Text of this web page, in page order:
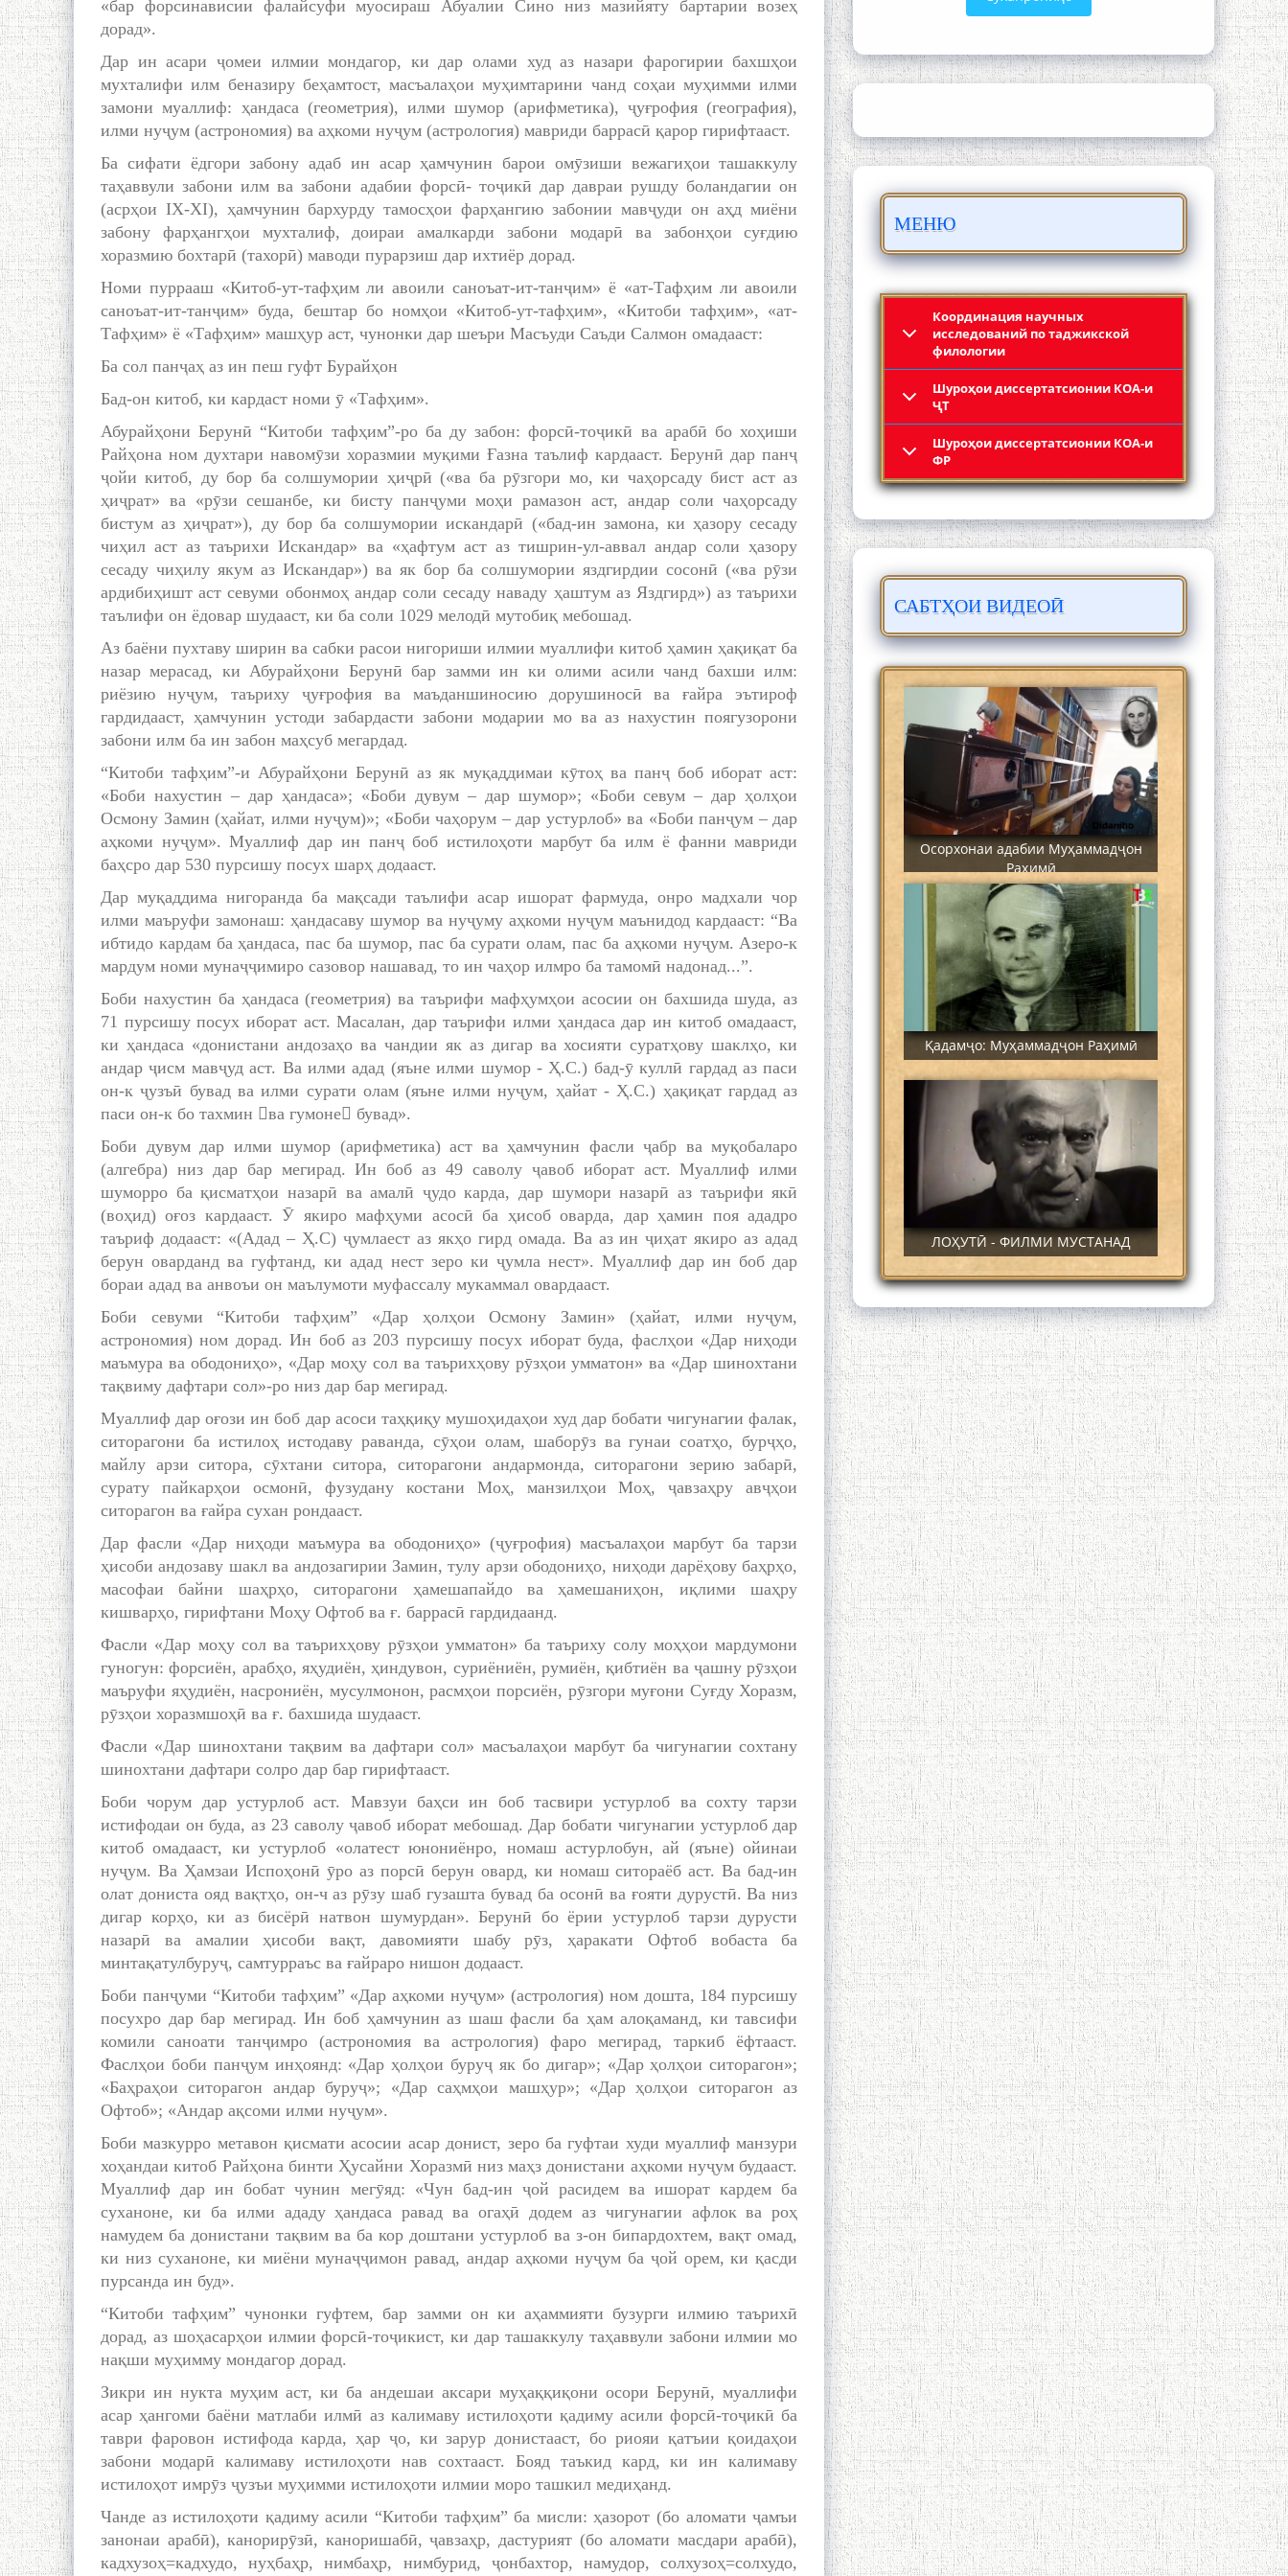
«бар форсинависии фалайсуфи муосираш Абуалии Сино низ мазийяту бартарии возеҳ
дорад».
Дар ин асари ҷомеи илмии мондагор, ки дар олами худ аз назари фарогирии бахшҳои
мухталифи илм беназиру беҳамтост, масъалаҳои муҳимтарини чанд соҳаи муҳимми илми
замони муаллиф: ҳандаса (геометрия), илми шумор (арифметика), ҷуғрофия (география),
илми нуҷум (астрономия) ва аҳкоми нуҷум (астрология) мавриди баррасӣ қарор гирифтааст.
Ба сифати ёдгори забону адаб ин асар ҳамчунин барои омӯзиши вежагиҳои ташаккулу
таҳаввули забони илм ва забони адабии форсӣ- тоҷикӣ дар давраи рушду боландагии он
(асрҳои IX-XI), ҳамчунин бархурду тамосҳои фарҳангию забонии мавҷуди он аҳд миёни
забону фарҳангҳои мухталиф, доираи амалкарди забони модарӣ ва забонҳои суғдию
хоразмию бохтарӣ (тахорӣ) маводи пурарзиш дар ихтиёр дорад.
Номи пуррааш «Китоб-ут-тафҳим ли авоили саноъат-ит-танҷим» ё «ат-Тафҳим ли авоили
саноъат-ит-танҷим» буда, бештар бо номҳои «Китоб-ут-тафҳим», «Китоби тафҳим», «ат-
Тафҳим» ё «Тафҳим» машҳур аст, чунонки дар шеъри Масъуди Саъди Салмон омадааст:
Ба сол панҷаҳ аз ин пеш гуфт Бурайҳон
Бад-он китоб, ки кардаст номи ӯ «Тафҳим».
Абурайҳони Берунӣ “Китоби тафҳим”-ро ба ду забон: форсӣ-тоҷикӣ ва арабӣ бо хоҳиши
Райҳона ном духтари навомӯзи хоразмии муқими Ғазна таълиф кардааст. Берунӣ дар панҷ
ҷойи китоб, ду бор ба солшумории ҳиҷрӣ («ва ба рӯзгори мо, ки чаҳорсаду бист аст аз
ҳиҷрат» ва «рӯзи сешанбе, ки бисту панҷуми моҳи рамазон аст, андар соли чаҳорсаду
бистум аз ҳиҷрат»), ду бор ба солшумории искандарӣ («бад-ин замона, ки ҳазору сесаду
чиҳил аст аз таърихи Искандар» ва «ҳафтум аст аз тишрин-ул-аввал андар соли ҳазору
сесаду чиҳилу якум аз Искандар») ва як бор ба солшумории яздгирдии сосонӣ («ва рӯзи
ардибиҳишт аст севуми обонмоҳ андар соли сесаду наваду ҳаштум аз Яздгирд») аз таърихи
таълифи он ёдовар шудааст, ки ба соли 1029 мелодӣ мутобиқ мебошад.
Аз баёни пухтаву ширин ва сабки расои нигориши илмии муаллифи китоб ҳамин ҳақиқат ба
назар мерасад, ки Абурайҳони Берунӣ бар замми ин ки олими асили чанд бахши илм:
риёзию нуҷум, таъриху ҷуғрофия ва маъданшиносию дорушиносӣ ва ғайра эътироф
гардидааст, ҳамчунин устоди забардасти забони модарии мо ва аз нахустин поягузорони
забони илм ба ин забон маҳсуб мегардад.
“Китоби тафҳим”-и Абурайҳони Берунӣ аз як муқаддимаи кӯтоҳ ва панҷ боб иборат аст:
«Боби нахустин – дар ҳандаса»; «Боби дувум – дар шумор»; «Боби севум – дар ҳолҳои
Осмону Замин (ҳайат, илми нуҷум)»; «Боби чаҳорум – дар устурлоб» ва «Боби панҷум – дар
аҳкоми нуҷум». Муаллиф дар ин панҷ боб истилоҳоти марбут ба илм ё фанни мавриди
баҳсро дар 530 пурсишу посух шарҳ додааст.
Дар муқаддима нигоранда ба мақсади таълифи асар ишорат фармуда, онро мадхали чор
илми маъруфи замонаш: ҳандасаву шумор ва нуҷуму аҳкоми нуҷум маънидод кардааст: “Ва
ибтидо кардам ба ҳандаса, пас ба шумор, пас ба сурати олам, пас ба аҳкоми нуҷум. Азеро-к
мардум номи мунаҷҷимиро сазовор нашавад, то ин чаҳор илмро ба тамомӣ надонад...”.
Боби нахустин ба ҳандаса (геометрия) ва таърифи мафҳумҳои асосии он бахшида шуда, аз
71 пурсишу посух иборат аст. Масалан, дар таърифи илми ҳандаса дар ин китоб омадааст,
ки ҳандаса «донистани андозаҳо ва чандии як аз дигар ва хосияти суратҳову шаклҳо, ки
андар ҷисм мавҷуд аст. Ва илми адад (яъне илми шумор - Ҳ.С.) бад-ӯ куллӣ гардад аз паси
он-к ҷузъӣ бувад ва илми сурати олам (яъне илми нуҷум, ҳайат - Ҳ.С.) ҳақиқат гардад аз
паси он-к бо тахмин ва гумоне бувад».
Боби дувум дар илми шумор (арифметика) аст ва ҳамчунин фасли ҷабр ва муқобаларо
(алгебра) низ дар бар мегирад. Ин боб аз 49 саволу ҷавоб иборат аст. Муаллиф илми
шуморро ба қисматҳои назарӣ ва амалӣ ҷудо карда, дар шумори назарӣ аз таърифи якӣ
(воҳид) оғоз кардааст. Ӯ якиро мафҳуми асосӣ ба ҳисоб оварда, дар ҳамин поя ададро
таъриф додааст: «(Адад – Ҳ.С) ҷумлаест аз якҳо гирд омада. Ва аз ин ҷиҳат якиро аз адад
берун оварданд ва гуфтанд, ки адад нест зеро ки ҷумла нест». Муаллиф дар ин боб дар
бораи адад ва анвоъи он маълумоти муфассалу мукаммал овардааст.
Боби севуми “Китоби тафҳим” «Дар ҳолҳои Осмону Замин» (ҳайат, илми нуҷум,
астрономия) ном дорад. Ин боб аз 203 пурсишу посух иборат буда, фаслҳои «Дар ниҳоди
маъмура ва ободониҳо», «Дар моҳу сол ва таърихҳову рӯзҳои умматон» ва «Дар шинохтани
тақвиму дафтари сол»-ро низ дар бар мегирад.
Муаллиф дар оғози ин боб дар асоси таҳқиқу мушоҳидаҳои худ дар бобати чигунагии фалак,
ситорагони ба истилоҳ истодаву раванда, сӯҳои олам, шаборӯз ва гунаи соатҳо, бурҷҳо,
майлу арзи ситора, сӯхтани ситора, ситорагони андармонда, ситорагони зерию забарӣ,
сурату пайкарҳои осмонӣ, фузудану костани Моҳ, манзилҳои Моҳ, ҷавзаҳру авҷҳои
ситорагон ва ғайра сухан рондааст.
Дар фасли «Дар ниҳоди маъмура ва ободониҳо» (ҷуғрофия) масъалаҳои марбут ба тарзи
ҳисоби андозаву шакл ва андозагирии Замин, тулу арзи ободониҳо, ниҳоди дарёҳову баҳрҳо,
масофаи байни шаҳрҳо, ситорагони ҳамешапайдо ва ҳамешаниҳон, иқлими шаҳру
кишварҳо, гирифтани Моҳу Офтоб ва ғ. баррасӣ гардидаанд.
Фасли «Дар моҳу сол ва таърихҳову рӯзҳои умматон» ба таъриху солу моҳҳои мардумони
гуногун: форсиён, арабҳо, яҳудиён, ҳиндувон, суриёниён, румиён, қибтиён ва ҷашну рӯзҳои
маъруфи яҳудиён, насрониён, мусулмонон, расмҳои порсиён, рӯзгори муғони Суғду Хоразм,
рӯзҳои хоразмшоҳӣ ва ғ. бахшида шудааст.
Фасли «Дар шинохтани тақвим ва дафтари сол» масъалаҳои марбут ба чигунагии сохтану
шинохтани дафтари солро дар бар гирифтааст.
Боби чорум дар устурлоб аст. Мавзуи баҳси ин боб тасвири устурлоб ва сохту тарзи
истифодаи он буда, аз 23 саволу ҷавоб иборат мебошад. Дар бобати чигунагии устурлоб дар
китоб омадааст, ки устурлоб «олатест юнониёнро, номаш астурлобун, ай (яъне) ойинаи
нуҷум. Ва Ҳамзаи Испоҳонӣ ӯро аз порсӣ берун овард, ки номаш ситораёб аст. Ва бад-ин
олат дониста ояд вақтҳо, он-ч аз рӯзу шаб гузашта бувад ба осонӣ ва ғояти дурустӣ. Ва низ
дигар корҳо, ки аз бисёрӣ натвон шумурдан». Берунӣ бо ёрии устурлоб тарзи дурусти
назарӣ ва амалии ҳисоби вақт, давомияти шабу рӯз, ҳаракати Офтоб вобаста ба
минтақатулбуруҷ, самтурраъс ва ғайраро нишон додааст.
Боби панҷуми “Китоби тафҳим” «Дар аҳкоми нуҷум» (астрология) ном дошта, 184 пурсишу
посухро дар бар мегирад. Ин боб ҳамчунин аз шаш фасли ба ҳам алоқаманд, ки тавсифи
комили саноати танҷимро (астрономия ва астрология) фаро мегирад, таркиб ёфтааст.
Фаслҳои боби панҷум инҳоянд: «Дар ҳолҳои буруҷ як бо дигар»; «Дар ҳолҳои ситорагон»;
«Баҳраҳои ситорагон андар буруҷ»; «Дар саҳмҳои машҳур»; «Дар ҳолҳои ситорагон аз
Офтоб»; «Андар ақсоми илми нуҷум».
Боби мазкурро метавон қисмати асосии асар донист, зеро ба гуфтаи худи муаллиф манзури
хоҳандаи китоб Райҳона бинти Ҳусайни Хоразмӣ низ маҳз донистани аҳкоми нуҷум будааст.
Муаллиф дар ин бобат чунин мегӯяд: «Чун бад-ин ҷой расидем ва ишорат кардем ба
суханоне, ки ба илми ададу ҳандаса равад ва огаҳӣ додем аз чигунагии афлок ва роҳ
намудем ба донистани тақвим ва ба кор доштани устурлоб ва з-он бипардохтем, вақт омад,
ки низ суханоне, ки миёни мунаҷҷимон равад, андар аҳкоми нуҷум ба ҷой орем, ки қасди
пурсанда ин буд».
“Китоби тафҳим” чунонки гуфтем, бар замми он ки аҳаммияти бузурги илмию таърихӣ
дорад, аз шоҳасарҳои илмии форсӣ-тоҷикист, ки дар ташаккулу таҳаввули забони илмии мо
нақши муҳимму мондагор дорад.
Зикри ин нукта муҳим аст, ки ба андешаи аксари муҳаққиқони осори Берунӣ, муаллифи
асар ҳангоми баёни матлаби илмӣ аз калимаву истилоҳоти қадиму асили форсӣ-тоҷикӣ ба
таври фаровон истифода карда, ҳар ҷо, ки зарур донистааст, бо риояи қатъии қоидаҳои
забони модарӣ калимаву истилоҳоти нав сохтааст. Бояд таъкид кард, ки ин калимаву
истилоҳот имрӯз ҷузъи муҳимми истилоҳоти илмии моро ташкил медиҳанд.
Чанде аз истилоҳоти қадиму асили “Китоби тафҳим” ба мисли: ҳазорот (бо аломати ҷамъи
занонаи арабӣ), канорирӯзӣ, каноришабӣ, ҷавзаҳр, дастурият (бо аломати масдари арабӣ),
кадхузоҳ=кадхудо, нуҳбаҳр, нимбаҳр, нимбурид, ҷонбахтор, намудор, солхузоҳ=солхудо,
МЕНЮ
Координация научных
исследований по таджикской
филологии
Шyроҳои диссертатсионии КОА-и
ҶТ
Шyроҳои диссертатсионии КОА-и
ФР
САБТҲОИ ВИДЕОӢ
ШАРҲИ МУЛОҚОТ БО АҲЛИ ИЛМ ВА
МАОРИФИ КИШВАР АЗ ҶОНИБИ
БО 4 000 000 СОМОНӢ ПАЙКАРА ВА
СОХТА ШУД!
Кадамчо Худои Шарифзода
Сайре дар Осорхона Муҳаммадҷон
Раҳимӣ
Осорхонаи адабии Муҳаммадҷон
Раҳимӣ
Қадамҷо: Муҳаммадҷон Раҳимӣ
ЛОҲУТӢ - ФИЛМИ МУСТАНАД
Қадамҷо - Лоҳутӣ
4-уми декабр- зодрӯзи шоири
абадзинда Абулқосим Лоҳутӣ
АБУЛҚОСИМ ЛОҲУТӢ / ABULQOSIM
LOHUTY/
Что знают в Ташкенте о Мирзо
Турсунзаде, чьим именем назвали
станцию метро?
Осорхонаи Мирзо Турсунзода
Каратог
110 солагии шоири халқии
Тоҷикистон Мирзо Турсунзода / Mirzo
Tursunzoda